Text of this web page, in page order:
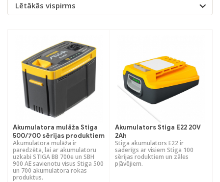
Lētākās vispirms
Akumulatora mulāža Stiga
500/700 sērijas produktiem
Akumulatora mulāža ir
paredzēta, lai ar akumulatoru
uzkabi STIGA BB 700e un SBH
900 AE savienotu visus Stiga 500
un 700 akumulatora rokas
produktus.
Akumulators Stiga E22 20V
2Ah
Stiga akumulators E22 ir
saderīgs ar visiem Stiga 100
sērijas roduktiem un zāles
pļāvējiem.